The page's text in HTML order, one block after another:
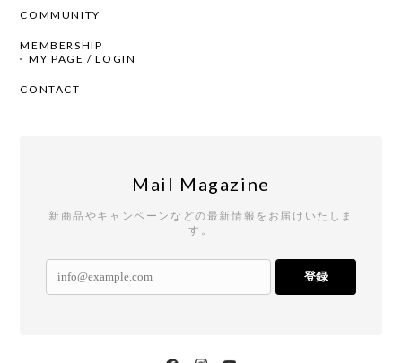
COMMUNITY
MEMBERSHIP
MY PAGE / LOGIN
CONTACT
Mail Magazine
新商品やキャンペーンなどの最新情報をお届けいたしま
す。
登録